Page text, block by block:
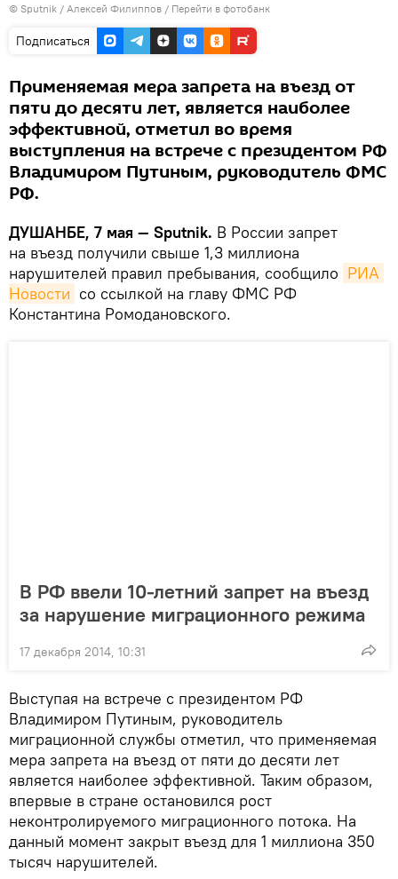
© Sputnik / Алексей Филиппов / Перейти в фотобанк
Подписаться
Применяемая мера запрета на въезд от
пяти до десяти лет, является наиболее
эффективной, отметил во время
выступления на встрече с президентом РФ
Владимиром Путиным, руководитель ФМС
РФ.
ДУШАНБЕ, 7 мая — Sputnik. В России запрет
на въезд получили свыше 1,3 миллиона
нарушителей правил пребывания, сообщило РИА
Новости со ссылкой на главу ФМС РФ
Константина Ромодановского.
В РФ ввели 10-летний запрет на въезд
за нарушение миграционного режима
17 декабря 2014, 10:31
Выступая на встрече с президентом РФ
Владимиром Путиным, руководитель
миграционной службы отметил, что применяемая
мера запрета на въезд от пяти до десяти лет
является наиболее эффективной. Таким образом,
впервые в стране остановился рост
неконтролируемого миграционного потока. На
данный момент закрыт въезд для 1 миллиона 350
тысяч нарушителей.